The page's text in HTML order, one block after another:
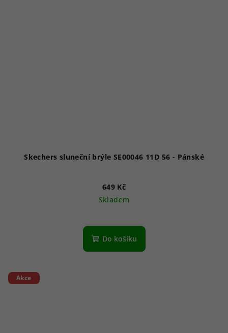
Skechers sluneční brýle SE00046 11D 56 - Pánské
649 Kč
Skladem
Do košíku
Akce